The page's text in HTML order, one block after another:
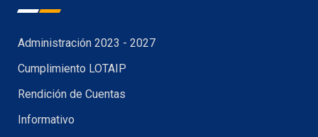
Administración 2023 - 2027
Cumplimiento LOTAIP
Rendición de Cuentas
Informativo